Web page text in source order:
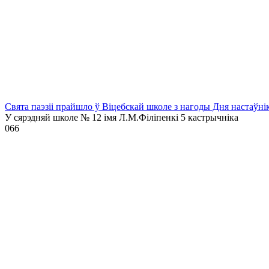
Свята паэзіі прайшло ў Віцебскай школе з нагоды Дня
У сярэдняй школе № 12 імя Л.М.Філіпенкі 5 кастрычніка
066